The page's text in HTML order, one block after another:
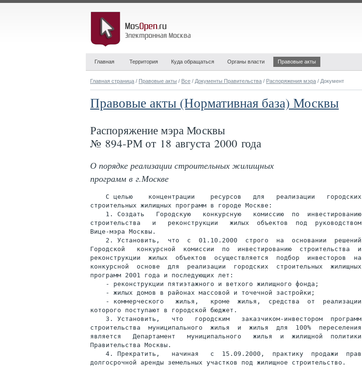
Главная Территория Куда обращаться Органы власти Правовые акты
Главная страница / Правовые акты / Все / Документы Правительства / Распоряжения мэра / Документ
Правовые акты (Нормативная база) Москвы
Распоряжение мэра Москвы
№ 894-РМ от 18 августа 2000 года
О порядке реализации строительных жилищных
программ в г.Москве
    С целью    концентрации    ресурсов   для   реализации   городских
строительных жилищных программ в городе Москве:
    1. Создать   Городскую   конкурсную   комиссию  по  инвестированию
строительства   и   реконструкции   жилых  объектов  под  руководством
Вице-мэра Москвы.
    2. Установить,  что  с  01.10.2000  строго  на  основании  решений
Городской   конкурсной  комиссии  по  инвестированию  строительства  и
реконструкции  жилых  объектов  осуществляется  подбор  инвесторов  на
конкурсной  основе  для  реализации  городских  строительных  жилищных
программ 2001 года и последующих лет:
    - реконструкции пятиэтажного и ветхого жилищного фонда;
    - жилых домов в районах массовой и точечной застройки;
    - коммерческого   жилья,   кроме  жилья,  средства  от  реализации
которого поступают в городской бюджет.
    3. Установить,   что   городским   заказчиком-инвестором  программ
строительства  муниципального  жилья  и  жилья  для  100%  переселения
является   Департамент   муниципального   жилья  и  жилищной  политики
Правительства Москвы.
    4. Прекратить,   начиная   с  15.09.2000,  практику  продажи  прав
долгосрочной аренды земельных участков под жилищное строительство.